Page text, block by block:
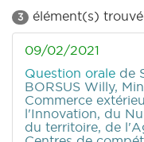
3 élément(s)
09/02/2021
Question orale de
BORSUS Willy,
Commerce
l'Innovation, du
du territoire, de